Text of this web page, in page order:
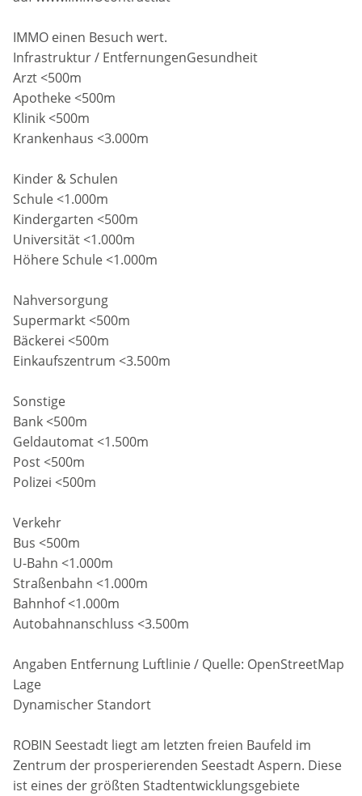
IMMO einen Besuch wert.
Infrastruktur / EntfernungenGesundheit
Arzt <500m
Apotheke <500m
Klinik <500m
Krankenhaus <3.000m
Kinder & Schulen
Schule <1.000m
Kindergarten <500m
Universität <1.000m
Höhere Schule <1.000m
Nahversorgung
Supermarkt <500m
Bäckerei <500m
Einkaufszentrum <3.500m
Sonstige
Bank <500m
Geldautomat <1.500m
Post <500m
Polizei <500m
Verkehr
Bus <500m
U-Bahn <1.000m
Straßenbahn <1.000m
Bahnhof <1.000m
Autobahnanschluss <3.500m
Angaben Entfernung Luftlinie / Quelle: OpenStreetMap
Lage
Dynamischer Standort
ROBIN Seestadt liegt am letzten freien Baufeld im
Zentrum der prosperierenden Seestadt Aspern. Diese
ist eines der größten Stadtentwicklungsgebiete